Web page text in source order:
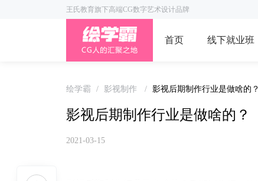
王氏教育旗下高端CG数字艺术设计品牌
首页 线下就业班
绘学霸 / 影视制作 / 影视后期制作行业是做啥的？
影视后期制作行业是做啥的？
2021-03-15